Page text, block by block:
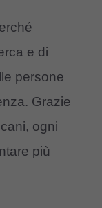
e di
persone
Grazie
ogni
più